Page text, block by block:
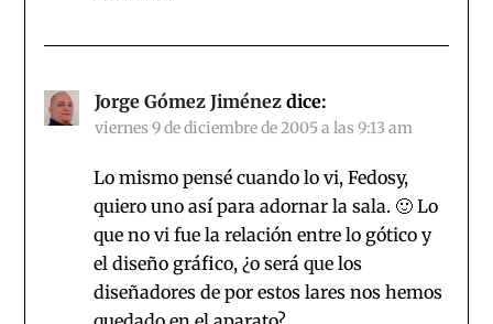
Jorge Gómez Jiménez dice:
viernes 9 de diciembre de 2005 a las 9:13 am
Lo mismo pensé cuando lo vi, Fedosy,
quiero uno así para adornar la sala. 🙂 Lo
que no vi fue la relación entre lo gótico y
el diseño gráfico, ¿o será que los
diseñadores de por estos lares nos hemos